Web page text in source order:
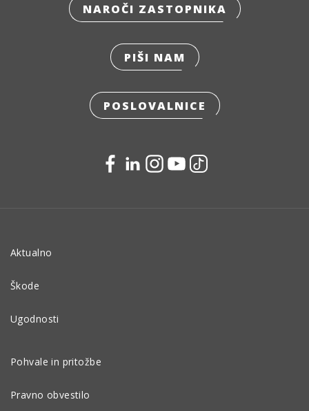
NAROČI ZASTOPNIKA
PIŠI NAM
POSLOVALNICE
Aktualno
Škode
Ugodnosti
Pohvale in pritožbe
Pravno obvestilo